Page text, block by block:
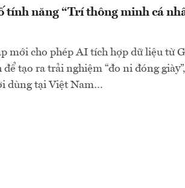
tính năng “Trí thông minh cá
mới cho phép AI tích hợp dữ liệu từ
để tạo ra trải nghiệm “đo ni đóng
dùng tại Việt Nam…